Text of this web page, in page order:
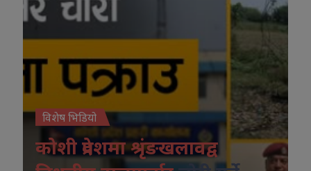
विशेष भिडियो
कोशी प्रदेशमा श्रृंङखलावद्व